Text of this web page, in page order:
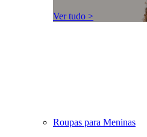
Ver tudo >
Roupas para Meninas